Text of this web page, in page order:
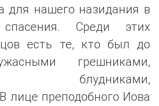
для нашего назидания в
Среди этих
есть те, кто был до
грешниками,
блудниками,
лице преподобного Иова